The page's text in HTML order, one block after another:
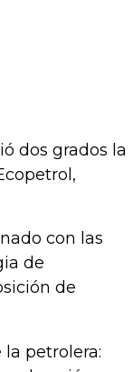
dos grados la
con las
de
de
petrolera: